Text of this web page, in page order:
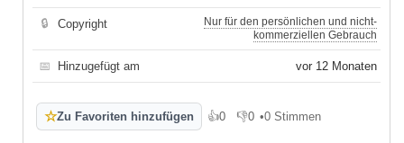
🔒 Copyright
Nur für den persönlichen und nicht-
kommerziellen Gebrauch
📅 Hinzugefügt am vor 12 Monaten
☆Zu Favoriten hinzufügen 👍0
Gefällt mir
👎0
Gefällt mir nicht
•0 Stimmen